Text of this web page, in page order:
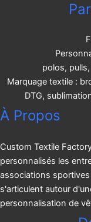
polos,
Marquage textile :
DTG,
À Propos
Custom Textile
personnalisés les
associations
s'articulent autour
personnalisation de